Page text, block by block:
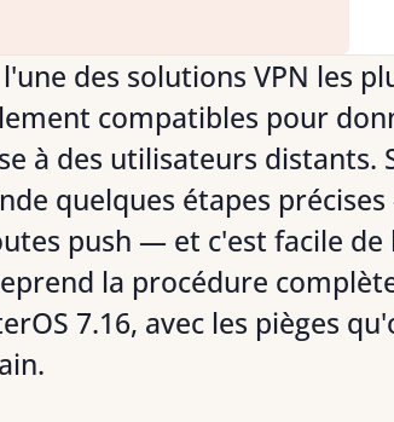
des solutions VPN les
compatibles pour
à des utilisateurs distants.
quelques étapes
push — et c'est facile de
la procédure
7.16, avec les pièges